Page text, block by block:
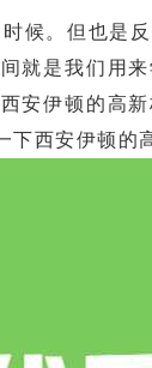
。但也是反
就是我们用
安伊顿的高
西安伊顿的